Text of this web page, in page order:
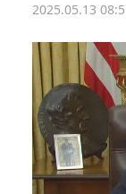
2025.05.13